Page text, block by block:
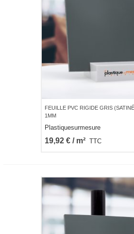
FEUILLE PVC RIGIDE GRIS
1MM
Plastiquesurmesure
19,92 € / m² TTC